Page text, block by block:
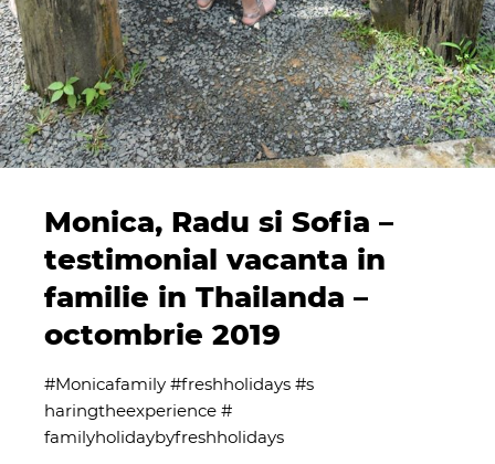
Monica, Radu si Sofia –
testimonial vacanta in
familie in Thailanda –
octombrie 2019
#Monicafamily #freshholidays #s
haringtheexperience #
familyholidaybyfreshholidays